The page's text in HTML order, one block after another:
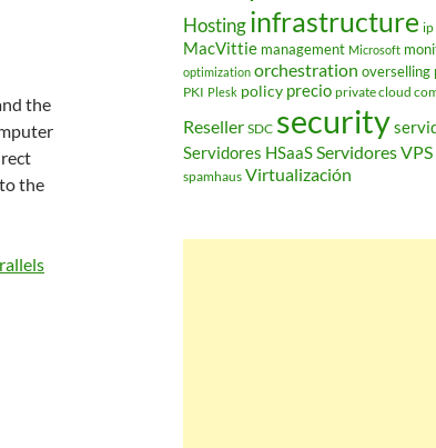
the
the
Hostinginfrastructure ip
MacVittie management Microsoft
optimization orchestration overselling
PKI Plesk policy precio private cloud
Reseller SDC security
Servidores HSaaSServidores VPS
spamhaus Virtualización